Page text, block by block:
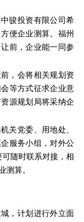
骏投资有限公司希
便企业测算。福州
前，企业能一同参
，会将相关规划资
等方式征求企业意
源规划局将采纳企
关党委、用地处、
服务小组，对外公
随时联系对接，相
测算。
，计划进行外立面